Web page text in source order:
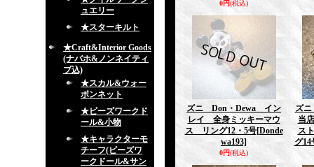
ュエリー
★スターキルト
★Craft&Interior Goods
(ナバホ&ノンネイティ
ブ込)
★スカル&ウォー
ボンネット
★ビーズワークド
ール&小物
★キャラクターモ
チーフ(ビーズワ
ークドール&サン
0円(税込)
ズニ Don・Dewa イン
レイ 全身ミッキーマウ
ス リング12・5号[Donde
wa193]
0円(税込)
ズ
当
ス
グ14